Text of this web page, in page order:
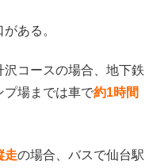
ある。
コースの場合、地下鉄
場までは車で約1時間
走の場合、バスで仙台駅